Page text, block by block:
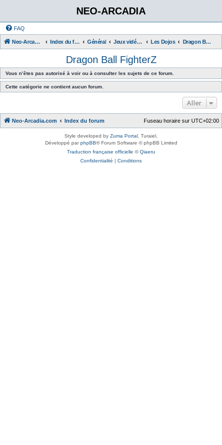
NEO-ARCADIA
FAQ
Neo-Arcadia.com Index du forum Général Jeux vidéo d'arcade Les Dojos Dragon Ball FighterZ
Dragon Ball FighterZ
Vous n’êtes pas autorisé à voir ou à consulter les sujets de ce forum.
Cette catégorie ne contient aucun forum.
Aller
Neo-Arcadia.com Index du forum Fuseau horaire sur UTC+02:00
Style developed by Zuma Portal , Turaiel,
Développé parphpBB® Forum Software © phpBB Limited
Traduction française officielle ©Qiaeru
Confidentialité | Conditions